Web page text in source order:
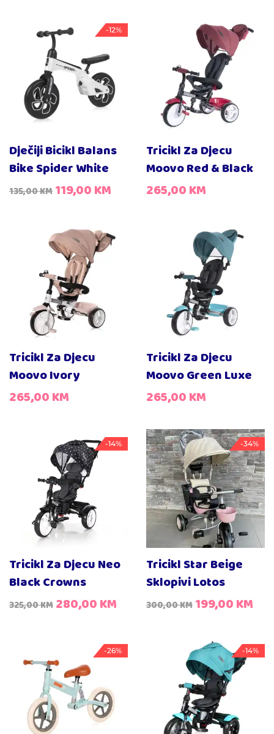
-12%
Dječiji Bicikl Balans
Bike Spider White
135,00KM 119,00KM
Tricikl Za Djecu
Moovo Red & Black
265,00KM
Tricikl Za Djecu
Moovo Ivory
265,00KM
Tricikl Za Djecu
Moovo Green Luxe
265,00KM
-14%
Tricikl Za Djecu Neo
Black Crowns
325,00KM 280,00KM
-34%
Tricikl Star Beige
Sklopivi Lotos
300,00KM 199,00KM
-26% -14%